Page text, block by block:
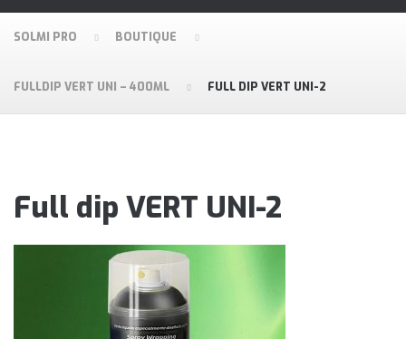
SOLMI PRO BOUTIQUE
FULLDIP VERT UNI – 400ML FULL DIP VERT UNI-2
Full dip VERT UNI-2